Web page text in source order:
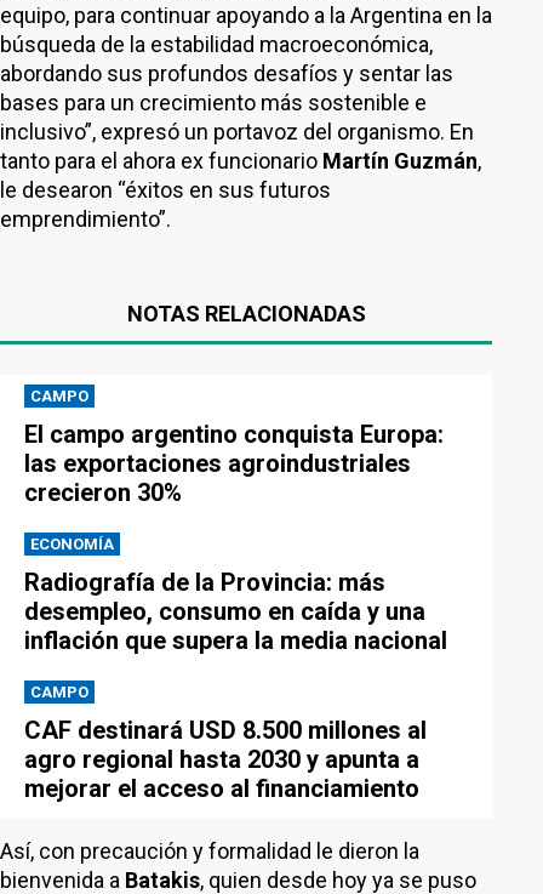
equipo, para continuar apoyando a la Argentina en la
búsqueda de la estabilidad macroeconómica,
abordando sus profundos desafíos y sentar las
bases para un crecimiento más sostenible e
inclusivo”, expresó un portavoz del organismo. En
tanto para el ahora ex funcionario Martín Guzmán,
le desearon “éxitos en sus futuros
emprendimiento”.
NOTAS RELACIONADAS
CAMPO
El campo argentino conquista Europa:
las exportaciones agroindustriales
crecieron 30%
ECONOMÍA
Radiografía de la Provincia: más
desempleo, consumo en caída y una
inflación que supera la media nacional
CAMPO
CAF destinará USD 8.500 millones al
agro regional hasta 2030 y apunta a
mejorar el acceso al financiamiento
Así, con precaución y formalidad le dieron la
bienvenida a Batakis, quien desde hoy ya se puso